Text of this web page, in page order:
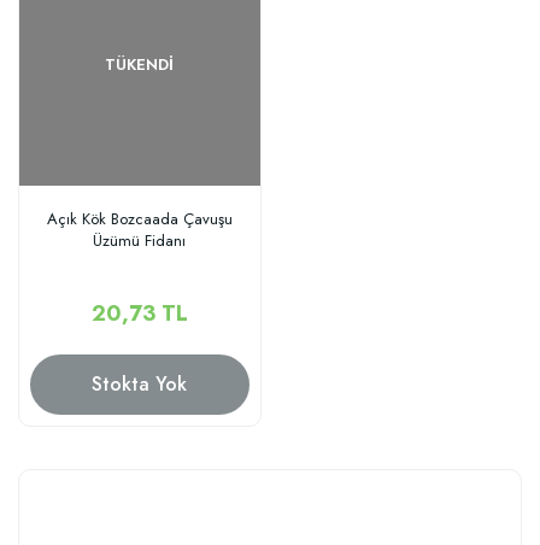
TÜKENDI
Açık Kök Bozcaada Çavuşu
Üzümü Fidanı
20,73 TL
Stokta Yok